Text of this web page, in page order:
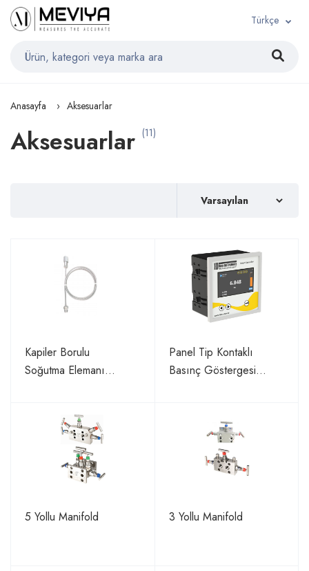
Türkçe
Anasayfa Aksesuarlar
Aksesuarlar (11)
Kapiler Borulu
Soğutma Elemanı
Panel Tip Kontaklı
Basınç Göstergesi
5 Yollu Manifold 3 Yollu Manifold